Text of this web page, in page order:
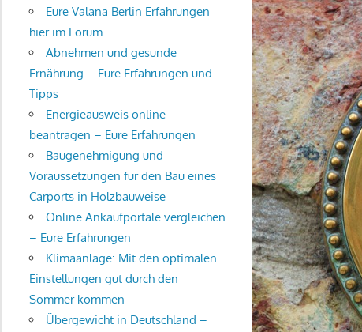
Eure Valana Berlin Erfahrungen
hier im Forum
Abnehmen und gesunde
Ernährung – Eure Erfahrungen und
Tipps
Energieausweis online
beantragen – Eure Erfahrungen
Baugenehmigung und
Voraussetzungen für den Bau eines
Carports in Holzbauweise
Online Ankaufportale vergleichen
– Eure Erfahrungen
Klimaanlage: Mit den optimalen
Einstellungen gut durch den
Sommer kommen
Übergewicht in Deutschland –